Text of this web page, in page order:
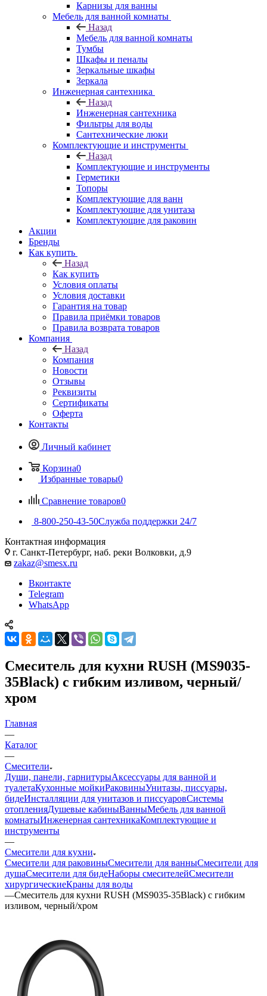
Карнизы для ванны
Мебель для ванной комнаты
Назад
Мебель для ванной комнаты
Тумбы
Шкафы и пеналы
Зеркальные шкафы
Зеркала
Инженерная сантехника
Назад
Инженерная сантехника
Фильтры для воды
Сантехнические люки
Комплектующие и инструменты
Назад
Комплектующие и инструменты
Герметики
Топоры
Комплектующие для ванн
Комплектующие для унитаза
Комплектующие для раковин
Акции
Бренды
Как купить
Назад
Как купить
Условия оплаты
Условия доставки
Гарантия на товар
Правила приёмки товаров
Правила возврата товаров
Компания
Назад
Компания
Новости
Отзывы
Реквизиты
Сертификаты
Оферта
Контакты
Личный кабинет
Корзина0
Избранные товары0
Сравнение товаров0
8-800-250-43-50Служба поддержки 24/7
Контактная информация
г. Санкт-Петербург, наб. реки Волковки, д.9
zakaz@smesx.ru
Вконтакте
Telegram
WhatsApp
Смеситель для кухни RUSH (MS9035-
35Black) с гибким изливом, черный/
хром
Главная
—
Каталог
—
Смесители
Души, панели, гарнитурыАксессуары для ванной и
туалетаКухонные мойкиРаковиныУнитазы, писсуары,
бидеИнсталляции для унитазов и писсуаровСистемы
отопленияДушевые кабиныВанныМебель для ванной
комнатыИнженерная сантехникаКомплектующие и
инструменты
—
Смесители для кухни
Смесители для раковиныСмесители для ванныСмесители для
душаСмесители для бидеНаборы смесителейСмесители
хирургическиеКраны для воды
—Смеситель для кухни RUSH (MS9035-35Black) с гибким
изливом, черный/хром